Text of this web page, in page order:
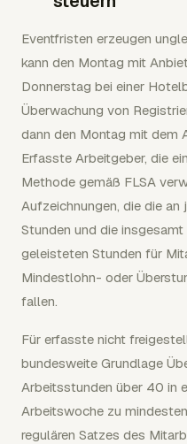
Eventfristen erzeugen
kann den Montag mit
Donnerstag bei einer
Überwachung von
dann den Montag mit dem
Erfasste Arbeitgeber, die
Methode gemäß FLSA
Aufzeichnungen, die die
Stunden und die
geleisteten Stunden für
Mindestlohn- oder
fallen.
Für erfasste nicht
bundesweite Grundlage
Arbeitsstunden über 40 in
Arbeitswoche zu
regulären Satzes des